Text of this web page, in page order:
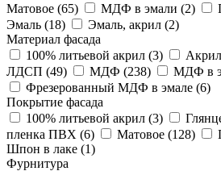
Матовое (65) МДФ в эмали (2)
Эмаль (18) Эмаль, акрил (2)
Материал фасада
100% литьевой акрил (3)
ЛДСП (49) МДФ (238) МДФ в
Фрезерованный МДФ в эмале (6)
Покрытие фасада
100% литьевой акрил (3)
пленка ПВХ (6) Матовое (128)
Шпон в лаке (1)
Фурнитура